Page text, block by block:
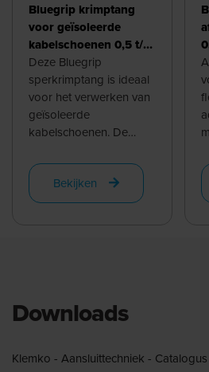
Bluegrip krimptang
voor geïsoleerde
kabelschoenen 0,5 t/m
6,0 mm² -
ovaalpersing | 903050
Deze Bluegrip
sperkrimptang is ideaal
voor het verwerken van
geïsoleerde
kabelschoenen. De
gecodeerd voor snelle
en foutloze ...
Bekijken
Downloads
Klemko - Aansluittechniek - Catalogus